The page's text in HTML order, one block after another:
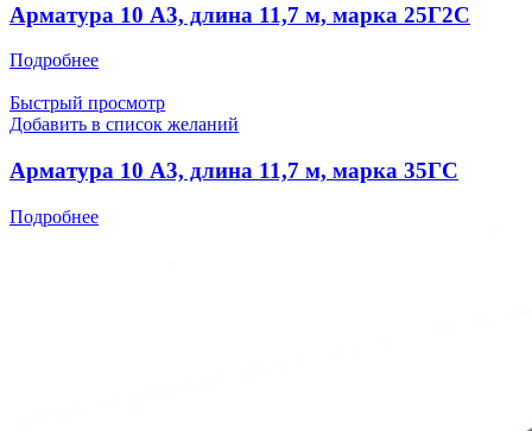
Арматура 10 А3, длина 11,7 м, марка 25Г2С
Подробнее
Быстрый просмотр
Добавить в список желаний
Арматура 10 А3, длина 11,7 м, марка 35ГС
Подробнее